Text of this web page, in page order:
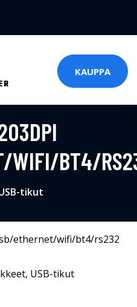
KAUPPA
WIFI/BT4/
tikut
, USB-tikut